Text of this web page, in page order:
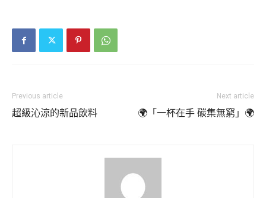
Previous article
超級沁涼的新品飲料
Next article
🌍「一杯在手 碳集無窮」🌍